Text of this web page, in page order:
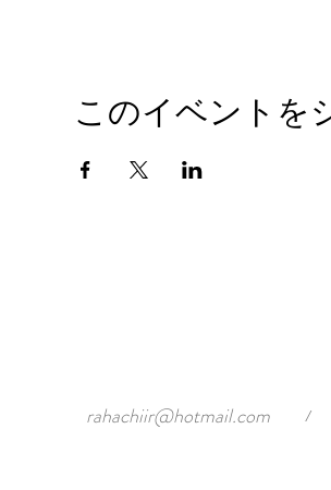
このイベントを
rahachiir@hotmail.com /